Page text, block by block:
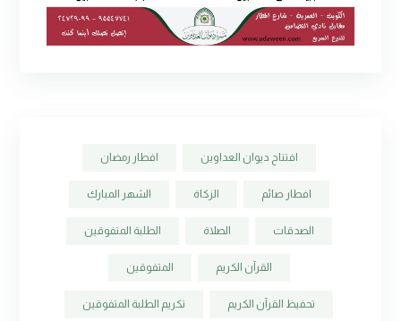
افتتاح ديوان العداوين افطار رمضان
افطار صائم الزكاة الشهر المبارك
الصدقات الصلاة الطلبة المتفوقين
القرآن الكريم المتفوقين
تحفيظ القرآن الكريم تكريم الطلبة المتفوقين